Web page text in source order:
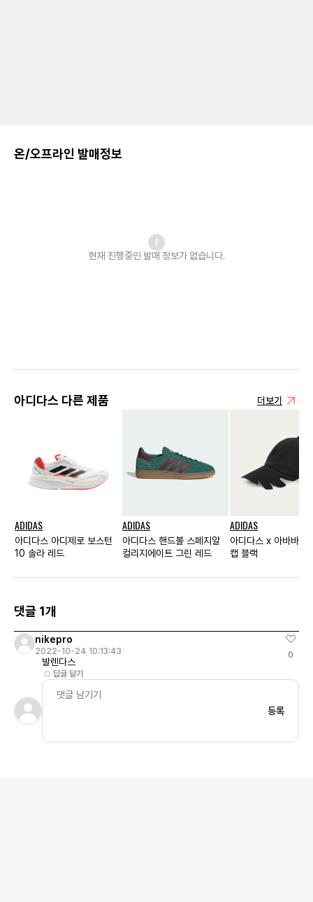
온/오프라인 발매정보
현재 진행중인 발매 정보가 없습니다.
아디다스 다른 제품 더보기
ADIDAS
아디다스 아디제로 보스턴
10 솔라 레드
ADIDAS
아디다스 핸드볼 스페지알
컬리지에이트 그린 레드
ADIDAS
아디다스 x 아바바브
캡 블랙
댓글 1개
nikepro
2022-10-24 10:13:43
발렌다스
답글 달기
0
등록